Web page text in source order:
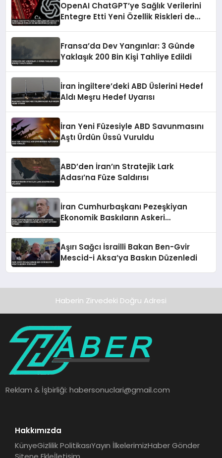
OpenAI ChatGPT’ye Sağlık Verilerini
Entegre Etti Yeni Özellik Riskleri de
Fransa’da Dev Yangınlar: 3 Günde
Yaklaşık 200 Bin Kişi Tahliye Edildi
İran İngiltere’deki ABD Üslerini Hedef
Aldı Meşru Hedef Uyarısı
İran Yeni Füzesiyle ABD Savunmasını
Aştı Ürdün Üssü Vuruldu
ABD’den İran’ın Stratejik Lark
Adası’na Füze Saldırısı
İran Cumhurbaşkanı Pezeşkiyan
Ekonomik Baskıların Askeri
Aşırı Sağcı İsrailli Bakan Ben-Gvir
Mescid-i Aksa’ya Baskın Düzenledi
Haberin Zirvedeki Doğru Adresi
Reklam & İşbirliği:habersonuclari@gmail.com
Hakkımızda
KünyeGizlilik PolitikasıYayın İlkelerimizHaber Gönder